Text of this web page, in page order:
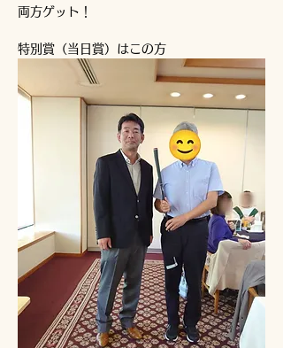
両方ゲット！
特別賞（当日賞）はこの方